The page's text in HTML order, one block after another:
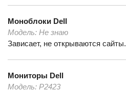
Моноблоки Dell
Модель: Не знаю
Зависает, не открываются сайты.
Мониторы Dell
Модель: P2423